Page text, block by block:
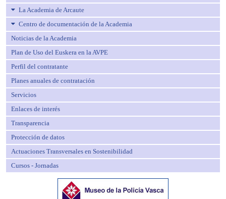
La Academia de Arcaute
Centro de documentación de la Academia
Noticias de la Academia
Plan de Uso del Euskera en la AVPE
Perfil del contratante
Planes anuales de contratación
Servicios
Enlaces de interés
Transparencia
Protección de datos
Actuaciones Transversales en Sostenibilidad
Cursos - Jornadas